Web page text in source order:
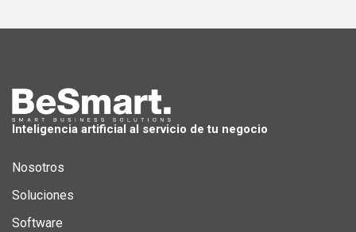
Inteligencia artificial al servicio de tu negocio
Nosotros
Soluciones
Software